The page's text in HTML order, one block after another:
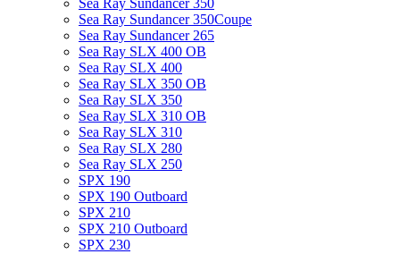
Sea Ray Sundancer 350Coupe
Sea Ray Sundancer 265
Sea Ray SLX 400 OB
Sea Ray SLX 400
Sea Ray SLX 350 OB
Sea Ray SLX 350
Sea Ray SLX 310 OB
Sea Ray SLX 310
Sea Ray SLX 280
Sea Ray SLX 250
SPX 190
SPX 190 Outboard
SPX 210
SPX 210 Outboard
SPX 230